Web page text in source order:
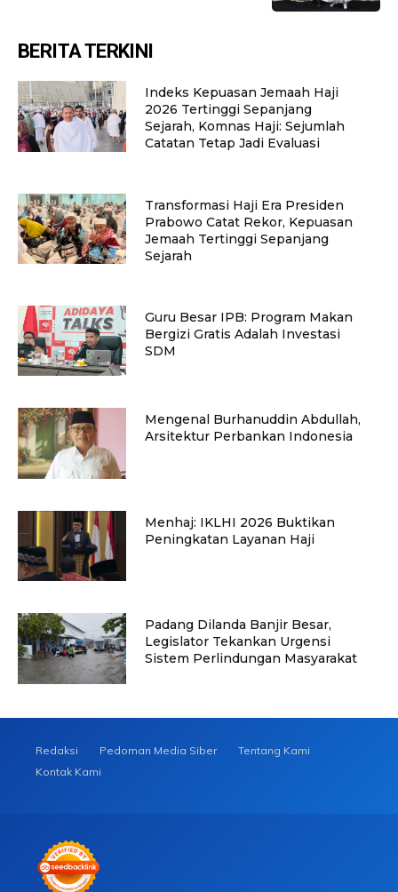
BERITA TERKINI
Indeks Kepuasan Jemaah Haji
2026 Tertinggi Sepanjang
Sejarah, Komnas Haji: Sejumlah
Catatan Tetap Jadi Evaluasi
Transformasi Haji Era Presiden
Prabowo Catat Rekor, Kepuasan
Jemaah Tertinggi Sepanjang
Sejarah
Guru Besar IPB: Program Makan
Bergizi Gratis Adalah Investasi
SDM
Mengenal Burhanuddin Abdullah,
Arsitektur Perbankan Indonesia
Menhaj: IKLHI 2026 Buktikan
Peningkatan Layanan Haji
Padang Dilanda Banjir Besar,
Legislator Tekankan Urgensi
Sistem Perlindungan Masyarakat
Redaksi Pedoman Media Siber
Tentang Kami
Kontak Kami